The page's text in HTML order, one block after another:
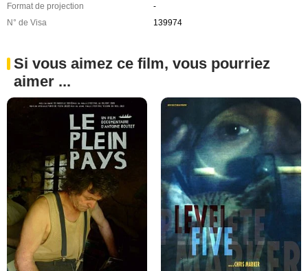
Format de projection
-
N° de Visa
139974
Si vous aimez ce film, vous pourriez
aimer ...